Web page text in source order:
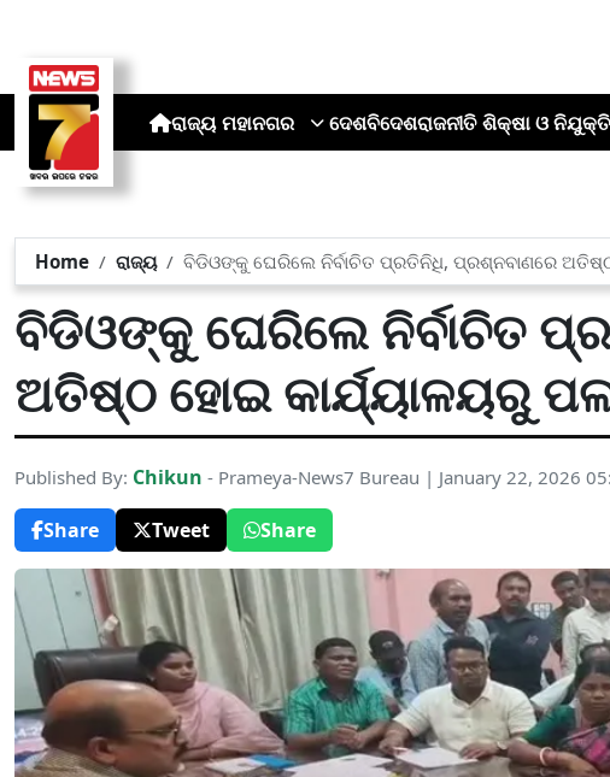
ରାଜ୍ୟ ମହାନଗର ଦେଶବିଦେଶରାଜନୀତି ଶିକ୍ଷା ଓ ନିଯୁକ୍ତି
Home ରାଜ୍ୟ ବିଡିଓଙ୍କୁ ଘେରିଲେ ନିର୍ବାଚିତ ପ୍ରତିନିଧି, ପ୍ରଶ୍ନବାଣରେ ଅତିଷ୍ଠ
ବିଡିଓଙ୍କୁ ଘେରିଲେ ନିର୍ବାଚିତ
ଅତିଷ୍ଠ ହୋଇ କାର୍ଯ୍ୟାଳୟରୁ
Published By: Chikun - Prameya-News7 Bureau | January 22, 2026
Share
Tweet Share